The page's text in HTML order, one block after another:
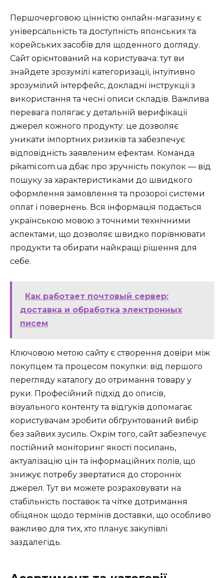
Першочерговою цінністю онлайн-магазину є
універсальність та доступність японських та
корейських засобів для щоденного догляду.
Сайт орієнтований на користувача: тут ви
знайдете зрозумілі категоризації, інтуїтивно
зрозумілий інтерфейс, докладні інструкції з
використання та чесні описи складів. Важлива
перевага полягає у детальній верифікації
джерел кожного продукту: це дозволяє
уникати імпортних ризиків та забезпечує
відповідність заявленим ефектам. Команда
pikami.com.ua дбає про зручність покупок — від
пошуку за характеристиками до швидкого
оформлення замовлення та прозорої системи
оплат і повернень. Вся інформація подається
українською мовою з точними технічними
аспектами, що дозволяє швидко порівнювати
продукти та обирати найкращі рішення для
себе.
Как работает почтовый сервер:
доставка и обработка электронных
писем
Ключовою метою сайту є створення довіри між
покупцем та процесом покупки: від першого
перегляду каталогу до отримання товару у
руки. Професійний підхід до описів,
візуального контенту та відгуків допомагає
користувачам зробити обґрунтований вибір
без зайвих зусиль. Окрім того, сайт забезпечує
постійний моніторинг якості посилань,
актуалізацію цін та інформаційних полів, що
знижує потребу звертатися до сторонніх
джерел. Тут ви можете розраховувати на
стабільність поставок та чітке дотримання
обіцянок щодо термінів доставки, що особливо
важливо для тих, хто планує закупівлі
заздалегідь.